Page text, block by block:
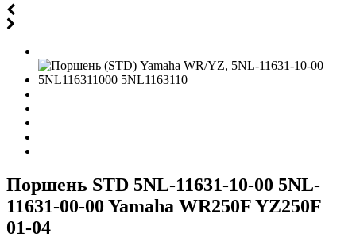
Поршень STD 5NL-11631-10-00 5NL-
11631-00-00 Yamaha WR250F YZ250F
01-04